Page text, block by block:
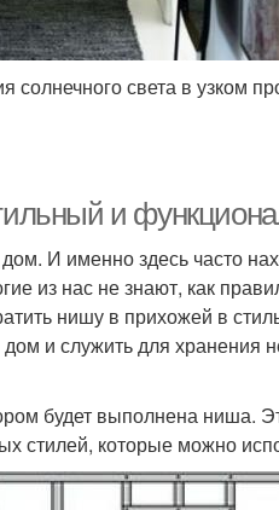
света в узком
и
И именно здесь часто
из нас не знают, как
нишу в прихожей в
и служить для хранения
будет выполнена ниша.
стилей, которые можно